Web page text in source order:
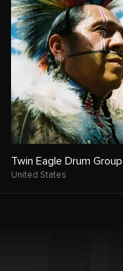
Twin Eagle Drum Group
United States